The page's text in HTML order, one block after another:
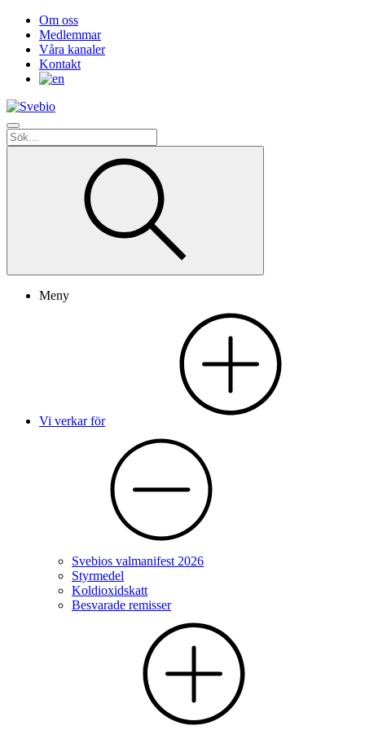
Om oss
Medlemmar
Våra kanaler
Kontakt
Meny
Vi verkar för
Svebios valmanifest 2026
Styrmedel
Koldioxidskatt
Besvarade remisser